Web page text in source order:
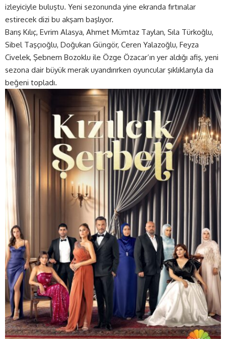
izleyiciyle buluştu. Yeni sezonunda yine ekranda fırtınalar
estirecek dizi bu akşam başlıyor.
Barış Kılıç, Evrim Alasya, Ahmet Mümtaz Taylan, Sıla Türkoğlu,
Sibel Taşçıoğlu, Doğukan Güngör, Ceren Yalazoğlu, Feyza
Civelek, Şebnem Bozoklu ile Özge Özacar’ın yer aldığı afiş, yeni
sezona dair büyük merak uyandırırken oyuncular şıklıklarıyla da
beğeni topladı.